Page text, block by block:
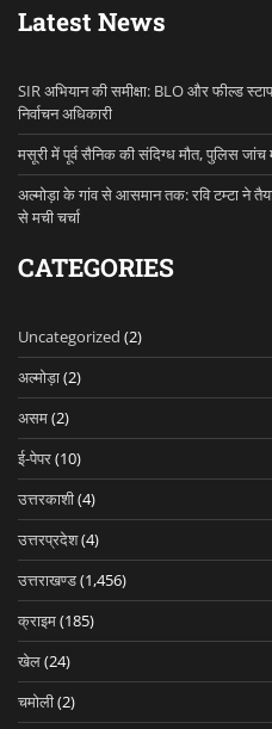
Latest News
SIR अभियान की समीक्षा: BLO और फील्ड
निर्वाचन अधिकारी
मसूरी में पूर्व सैनिक की संदिग्ध मौत, पुलिस जांच
अल्मोड़ा के गांव से आसमान तक: रवि टम्टा ने
से मची चर्चा
CATEGORIES
Uncategorized (2)
अल्मोड़ा(2)
असम(2)
ई-पेपर(10)
उत्तरकाशी(4)
उत्तरप्रदेश(4)
उत्तराखण्ड(1,456)
क्राइम(185)
खेल(24)
चमोली(2)